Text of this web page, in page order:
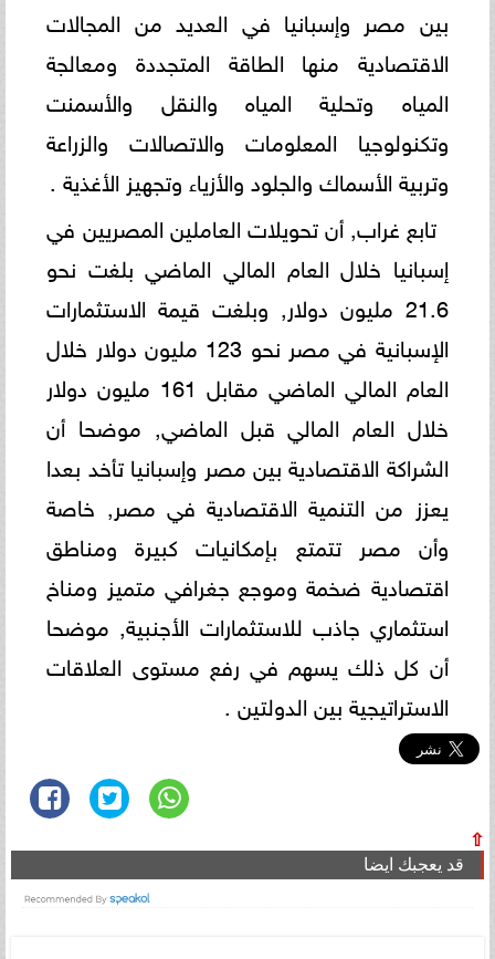
بين مصر وإسبانيا في العديد من المجالات
الاقتصادية منها الطاقة المتجددة ومعالجة
المياه وتحلية المياه والنقل والأسمنت
وتكنولوجيا المعلومات والاتصالات والزراعة
وتربية الأسماك والجلود والأزياء وتجهيز الأغذية .
تابع غراب, أن تحويلات العاملين المصريين في
إسبانيا خلال العام المالي الماضي بلغت نحو
21.6 مليون دولار, وبلغت قيمة الاستثمارات
الإسبانية في مصر نحو 123 مليون دولار خلال
العام المالي الماضي مقابل 161 مليون دولار
خلال العام المالي قبل الماضي, موضحا أن
الشراكة الاقتصادية بين مصر وإسبانيا تأخد بعدا
يعزز من التنمية الاقتصادية في مصر, خاصة
وأن مصر تتمتع بإمكانيات كبيرة ومناطق
اقتصادية ضخمة وموجع جغرافي متميز ومناخ
استثماري جاذب للاستثمارات الأجنبية, موضحا
أن كل ذلك يسهم في رفع مستوى العلاقات
الاستراتيجية بين الدولتين .
⇧
قد يعجبك ايضا